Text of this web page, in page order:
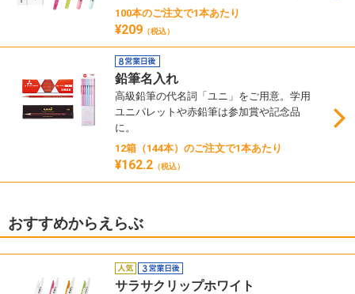
100本のご注文で1本あたり
¥209 （税込）
鉛筆名入れ
高級鉛筆の代名詞「ユニ」をご用意。学用
ユニパレットや赤鉛筆は参加賞や記念品
に。
12箱（144本）のご注文で1本あたり
¥162.2 （税込）
おすすめからえらぶ
サラサクリップホワイト